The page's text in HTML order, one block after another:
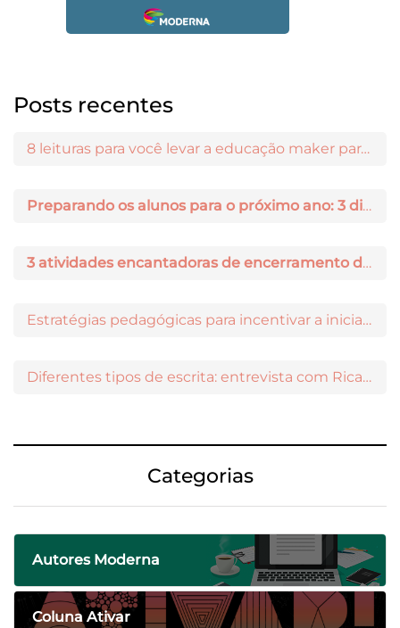
Posts recentes
8 leituras para você levar a educação maker para a sala de aula
Preparando os alunos para o próximo ano: 3 dicas práticas
3 atividades encantadoras de encerramento de ano letivo
Estratégias pedagógicas para incentivar a iniciação científica entre os estudantes
Diferentes tipos de escrita: entrevista com Ricardo Prado
Categorias
Autores Moderna
Coluna Ativar